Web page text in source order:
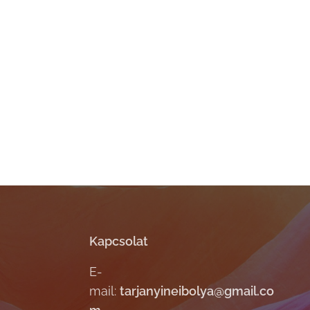
Kapcsolat
E-
mail:tarjanyineibolya@gmail.co